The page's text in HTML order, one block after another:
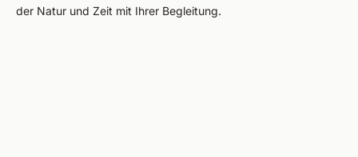
der Natur und Zeit mit Ihrer Begleitung.